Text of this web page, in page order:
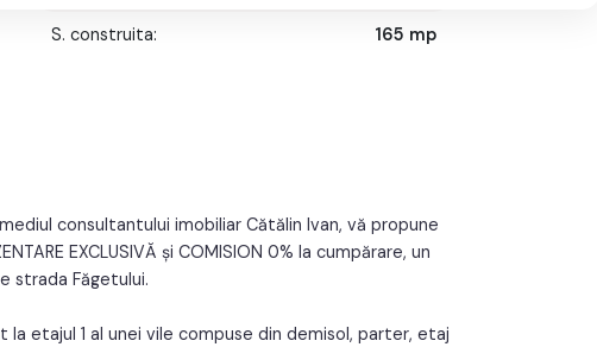
S. construita: 165 mp
consultantului imobiliar Cătălin Ivan, vă propune
EXCLUSIVĂ și COMISION 0% la cumpărare, un
strada Făgetului.
etajul 1 al unei vile compuse din demisol, parter, etaj